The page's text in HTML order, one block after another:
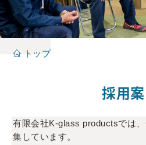
トップ
採用
有限会社K-glass productsでは
集しています。